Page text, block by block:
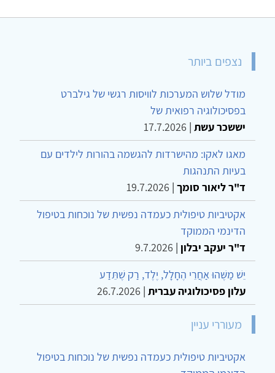
נצפים ביותר
מודל שלוש המערכות לוויסות רגשי של גילברט
בפסיכולוגיה רפואית של
יששכר עשת |
17.7.2026
מאגו לאקו: מהישרדות להגשמה בהורות לילדים עם
בעיות התנהגות
ד"ר ליאור סומך |
19.7.2026
אקטיביות טיפולית כעמדה נפשית של נוכחות בטיפול
הדינמי הממוקד
ד"ר יעקב יבלון |
9.7.2026
יֵשׁ מַשֶּׁהוּ אַחֲרֵי הֶחָלָל, יֶלֶד, רַק שֶׁתֵּדַע
עלון פסיכולוגיה עברית |
26.7.2026
מעוררי עניין
אקטיביות טיפולית כעמדה נפשית של נוכחות בטיפול